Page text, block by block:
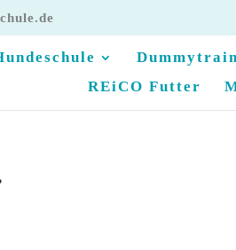
REiCO Futter